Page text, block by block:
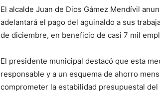
El alcalde Juan de Dios Gámez Mendívil
adelantará el pago del aguinaldo a sus
de diciembre, en beneficio de casi 7 mil
El presidente municipal destacó que esta
responsable y a un esquema de ahorro
comprometer la estabilidad presupuestal del